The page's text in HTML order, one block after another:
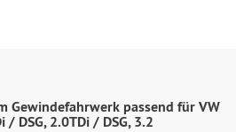
Gewindefahrwerk passend für VW
/ DSG, 2.0TDi / DSG, 3.2